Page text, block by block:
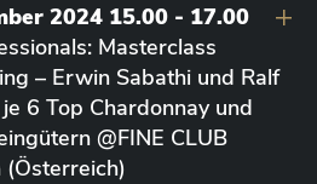
2024 15.00 - 17.00
Masterclass
– Erwin Sabathi und Ralf
6 Top Chardonnay und
@FINE CLUB
(Österreich)